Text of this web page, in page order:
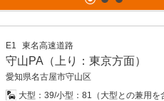
E1 東名高速道路
守山PA（上り：東京方面）
愛知県名古屋市守山区
大型：39/小型：81（大型との兼用を